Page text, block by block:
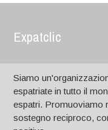
Expatclic
Siamo
espatriate in tutto il
espatri. Promuoviamo
sostegno reciproco,